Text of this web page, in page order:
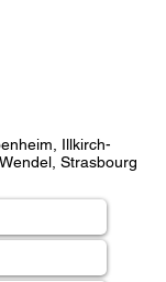
Illkirch-
Strasbourg